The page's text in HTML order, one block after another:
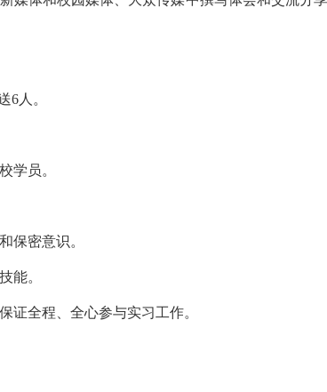
6人。
学员。
保密意识。
能。
证全程、全心参与实习工作。